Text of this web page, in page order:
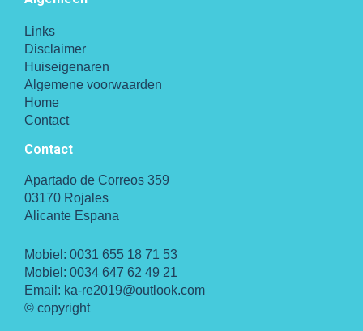
Links
Disclaimer
Huiseigenaren
Algemene voorwaarden
Home
Contact
Contact
Apartado de Correos 359
03170 Rojales
Alicante Espana
Mobiel: 0031 655 18 71 53
Mobiel: 0034 647 62 49 21
Email: ka-re2019@outlook.com
© copyright